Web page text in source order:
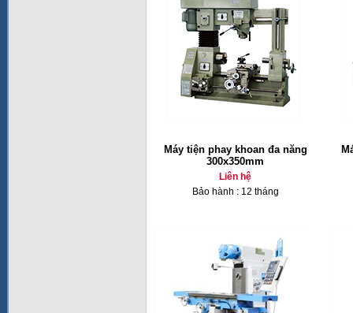
Máy tiện phay khoan đa năng
300x350mm
Liên hệ
Bảo hành : 12 tháng